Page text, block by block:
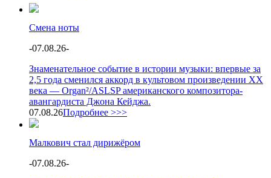
Смена ноты
-07.08.26-
Знаменательное событие в истории музыки: впервые за
2,5 года сменился аккорд в культовом произведении XX
века — Organ²/ASLSP американского композитора-
авангардиста Джона Кейджа.
07.08.26Подробнее >>>
Малкович стал дирижёром
-07.08.26-